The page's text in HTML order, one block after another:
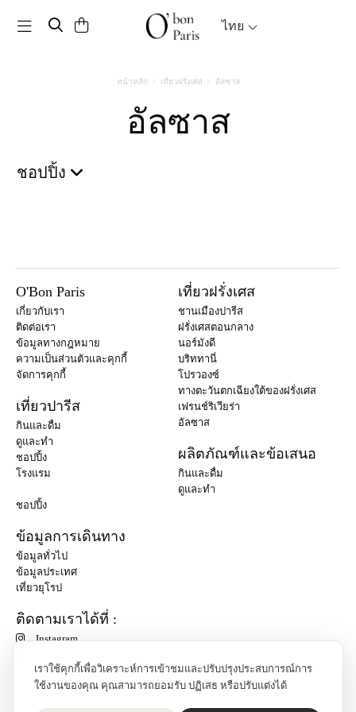
เราใช้คุกกี้เพื่อวิเคราะห์การเข้าชมและปรับปรุงประสบการณ์การ
ใช้งานของคุณ คุณสามารถยอมรับ ปฏิเสธ หรือปรับแต่งได้
Toggle navigation ไทย
หน้าหลัก เที่ยวฝรั่งเศส อัลซาส
อัลซาส
ชอปปิ้ง
O'Bon Paris
เกี่ยวกับเรา
ติดต่อเรา
ข้อมูลทางกฎหมาย
ความเป็นส่วนตัวและคุกกี้
จัดการคุกกี้
เที่ยวปารีส
กินและดื่ม
ดูและทำ
ชอปปิ้ง
โรงแรม
เที่ยวฝรั่งเศส
ชานเมืองปารีส
ฝรั่งเศสตอนกลาง
นอร์มังดี
บริททานี่
โปรวองซ์
ทางตะวันตกเฉียงใต้ของฝรั่งเศส
เฟรนช์ริเวียร่า
อัลซาส
ผลิตภัณฑ์และข้อเสนอ
กินและดื่ม
ดูและทำ
ชอปปิ้ง
ข้อมูลการเดินทาง
ข้อมูลทั่วไป
ข้อมูลประเทศ
เที่ยวยุโรป
ติดตามเราได้ที่ :
Instagram